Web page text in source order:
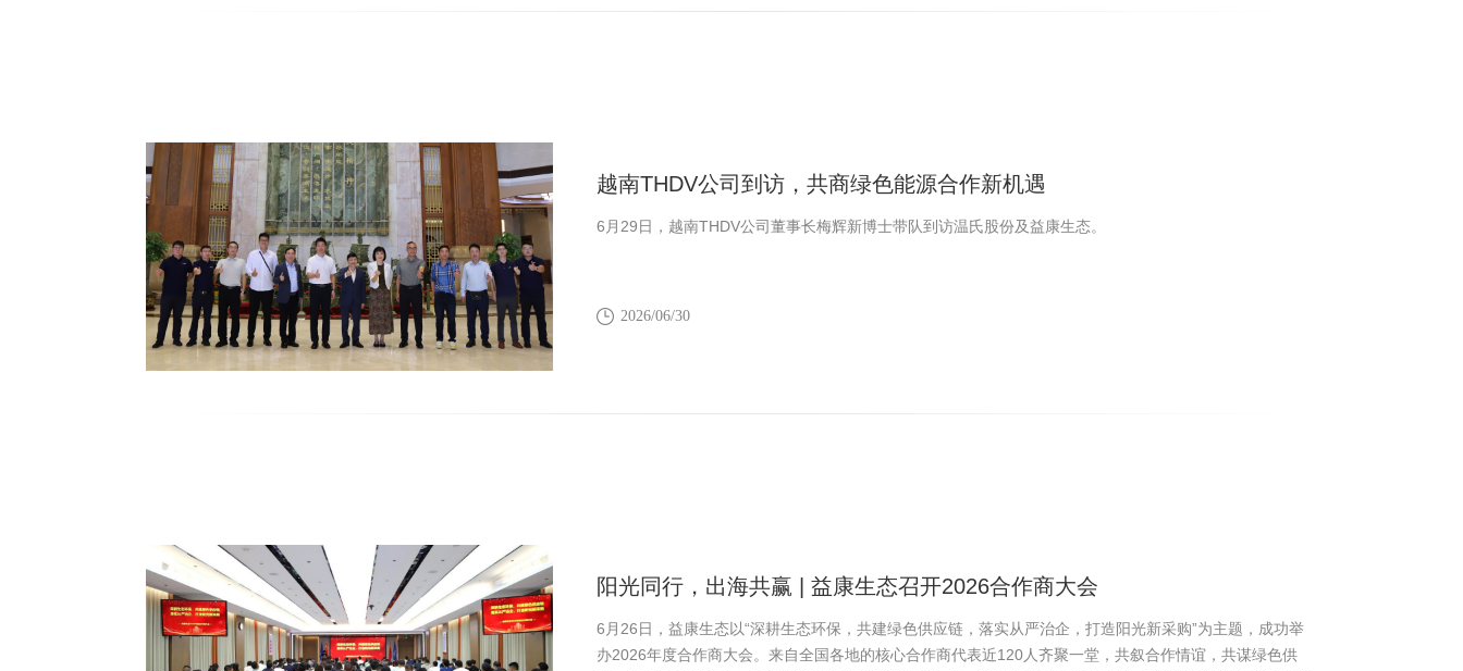
越南THDV公司到访，共商绿色能源合作新机遇
6月29日，越南THDV公司董事长梅辉新博士带队到访温氏股份及益康生态。
2026/06/30
阳光同行，出海共赢 | 益康生态召开2026合作商大会
6月26日，益康生态以“深耕生态环保，共建绿色供应链，落实从严治企，打造阳光新采购”为主题，成功举
办2026年度合作商大会。来自全国各地的核心合作商代表近120人齐聚一堂，共叙合作情谊，共谋绿色供